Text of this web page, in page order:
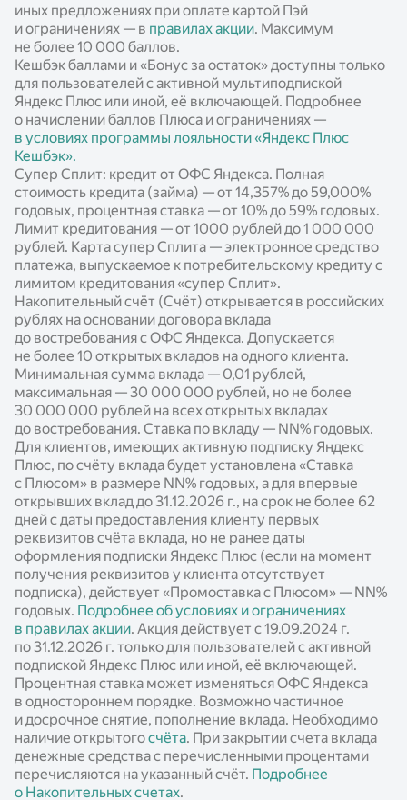
иных предложениях при оплате картой Пэй
и ограничениях — в правилах акции. Максимум
не более 10 000 баллов.
Кешбэк баллами и «Бонус за остаток» доступны только
для пользователей с активной мультиподпиской
Яндекс Плюс или иной, её включающей. Подробнее
о начислении баллов Плюса и ограничениях —
в условиях программы лояльности «Яндекс Плюс
Кешбэк».
Супер Сплит: кредит от ОФС Яндекса. Полная
стоимость кредита (займа) — от 14,357% до 59,000%
годовых, процентная ставка — от 10% до 59% годовых.
Лимит кредитования — от 1000 рублей до 1 000 000
рублей. Карта супер Сплита — электронное средство
платежа, выпускаемое к потребительскому кредиту с
лимитом кредитования «супер Сплит».
Накопительный счёт (Счёт) открывается в российских
рублях на основании договора вклада
до востребования с ОФС Яндекса. Допускается
не более 10 открытых вкладов на одного клиента.
Минимальная сумма вклада — 0,01 рублей,
максимальная — 30 000 000 рублей, но не более
30 000 000 рублей на всех открытых вкладах
до востребования. Ставка по вкладу — NN% годовых.
Для клиентов, имеющих активную подписку Яндекс
Плюс, по счёту вклада будет установлена «Ставка
с Плюсом» в размере NN% годовых, а для впервые
открывших вклад до 31.12.2026 г., на срок не более 62
дней с даты предоставления клиенту первых
реквизитов счёта вклада, но не ранее даты
оформления подписки Яндекс Плюс (если на момент
получения реквизитов у клиента отсутствует
подписка), действует «Промоставка с Плюсом» — NN%
годовых. Подробнее об условиях и ограничениях
в правилах акции. Акция действует c 19.09.2024 г.
по 31.12.2026 г. только для пользователей с активной
подпиской Яндекс Плюс или иной, её включающей.
Процентная ставка может изменяться ОФС Яндекса
в одностороннем порядке. Возможно частичное
и досрочное снятие, пополнение вклада. Необходимо
наличие открытогосчёта. При закрытии счета вклада
денежные средства с перечисленными процентами
перечисляются на указанный счёт. Подробнее
о Накопительных счетах.